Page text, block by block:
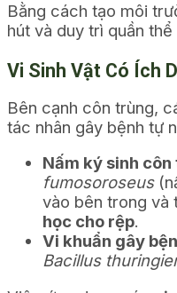
Bằng cách tạo môi
hút và duy trì quần thể
Vi Sinh Vật Có Ích
Bên cạnh côn trùng,
tác nhân gây bệnh tự
Nấm ký sinh
fumosoroseus
vào bên trong và
học cho rệp.
Vi khuẩn gây
Bacillus